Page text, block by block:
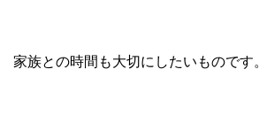
家族との時間も大切にしたいものです。